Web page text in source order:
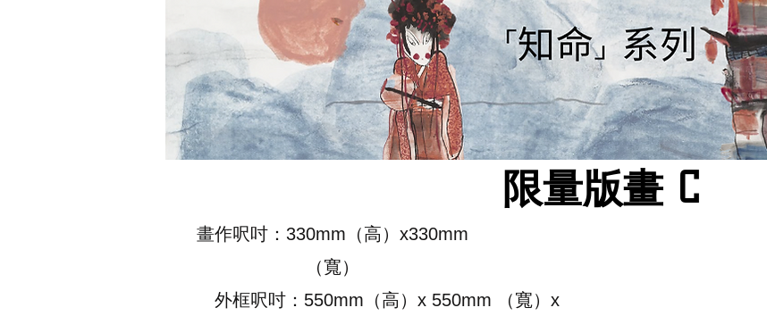
​限量版畫 C
畫作呎吋：330mm（高）x330mm
（寬）
外框呎吋：550mm（高）x 550mm （寬）x